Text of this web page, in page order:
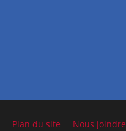
Plan du site Nous joindre